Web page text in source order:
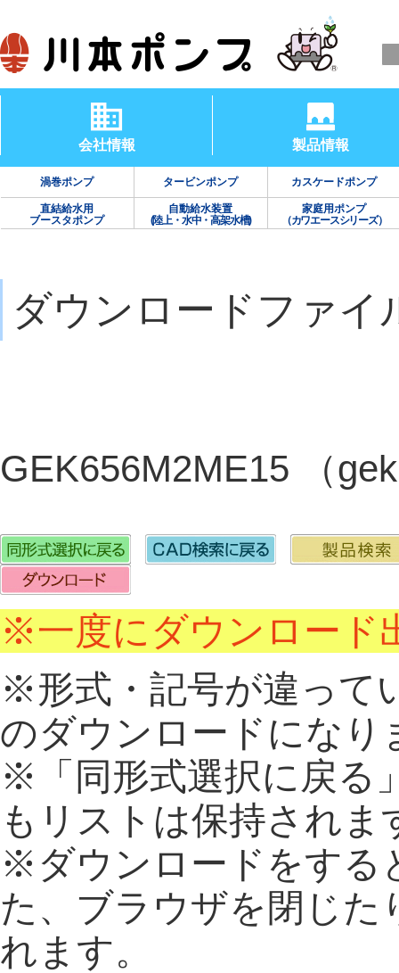
会社情報 製品情報
渦巻ポンプ タービンポンプ カスケードポンプ
直結給水用
ブースタポンプ
自動給水装置
(陸上・水中・高架水槽)
家庭用ポンプ
（カワエースシリーズ）
ダウンロードファイ
GEK656M2ME15 （
※一度にダウンロード
※形式・記号が違って
のダウンロードになり
※「同形式選択に戻る
もリストは保持されま
※ダウンロードをする
た、ブラウザを閉じた
れます。